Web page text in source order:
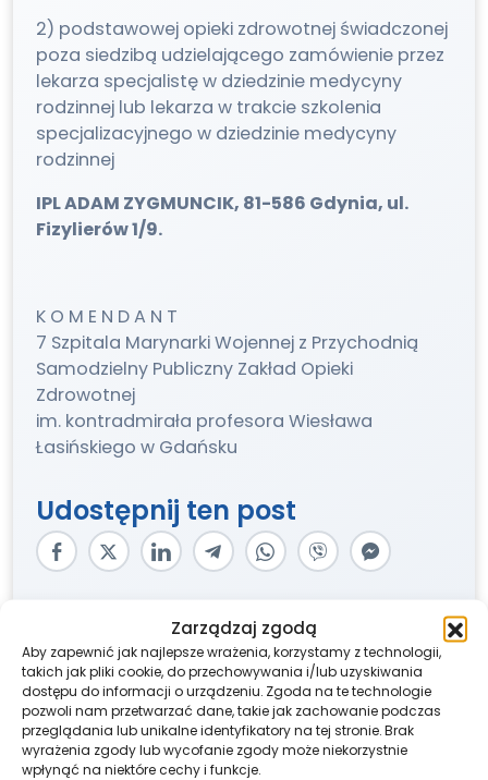
Zarządzaj zgodą
Aby zapewnić jak najlepsze wrażenia, korzystamy z technologii,
takich jak pliki cookie, do przechowywania i/lub uzyskiwania
dostępu do informacji o urządzeniu. Zgoda na te technologie
pozwoli nam przetwarzać dane, takie jak zachowanie podczas
przeglądania lub unikalne identyfikatory na tej stronie. Brak
wyrażenia zgody lub wycofanie zgody może niekorzystnie
wpłynąć na niektóre cechy i funkcje.
2) podstawowej opieki zdrowotnej świadczonej
poza siedzibą udzielającego zamówienie przez
lekarza specjalistę w dziedzinie medycyny
rodzinnej lub lekarza w trakcie szkolenia
specjalizacyjnego w dziedzinie medycyny
rodzinnej
IPL ADAM ZYGMUNCIK, 81-586 Gdynia, ul.
Fizylierów 1/9.
K O M E N D A N T
7 Szpitala Marynarki Wojennej z Przychodnią
Samodzielny Publiczny Zakład Opieki
Zdrowotnej
im. kontradmirała profesora Wiesława
Łasińskiego w Gdańsku
Udostępnij ten post
REJESTRACJA – PRZYCHODNIA
Pon. – Pt.: 7:30 – 18:00
tel.:58 500 46 10